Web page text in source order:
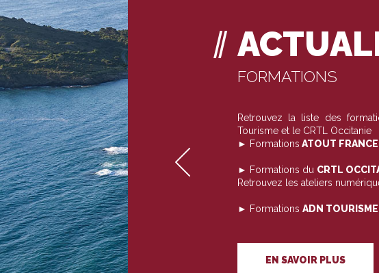
FORMATIONS
Retrouvez la liste des
Tourisme et le CRTL Occitanie
► Formations ATOUT FRANCE
► Formations du CRTL
Retrouvez les ateliers
► Formations ADN TOURISME
EN SAVOIR PLUS